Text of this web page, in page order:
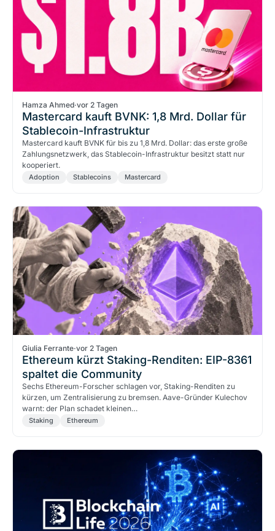
Hamza Ahmed·vor 2 Tagen
Mastercard kauft BVNK: 1,8 Mrd. Dollar für
Stablecoin-Infrastruktur
Mastercard kauft BVNK für bis zu 1,8 Mrd. Dollar: das erste große
Zahlungsnetzwerk, das Stablecoin-Infrastruktur besitzt statt nur
kooperiert.
Adoption Stablecoins Mastercard
Giulia Ferrante·vor 2 Tagen
Ethereum kürzt Staking-Renditen: EIP-8361
spaltet die Community
Sechs Ethereum-Forscher schlagen vor, Staking-Renditen zu
kürzen, um Zentralisierung zu bremsen. Aave-Gründer Kulechov
warnt: der Plan schadet kleinen…
Staking Ethereum